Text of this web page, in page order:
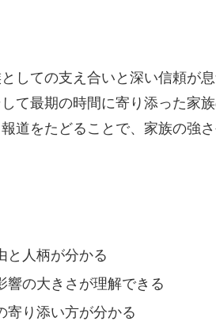
しての支え合いと深い信頼が
て最期の時間に寄り添った家
道をたどることで、家族の強
と人柄が分かる
響の大きさが理解できる
寄り添い方が分かる